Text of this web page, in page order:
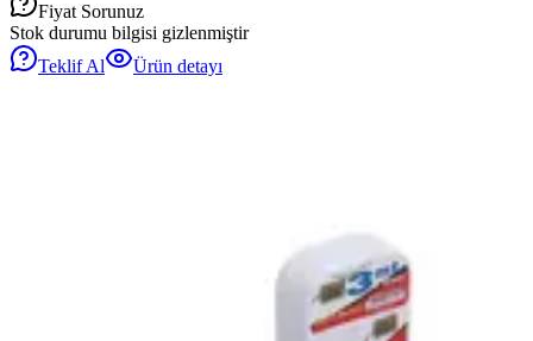
Fiyat Sorunuz
Stok durumu bilgisi gizlenmiştir
Teklif Al
Ürün detayı